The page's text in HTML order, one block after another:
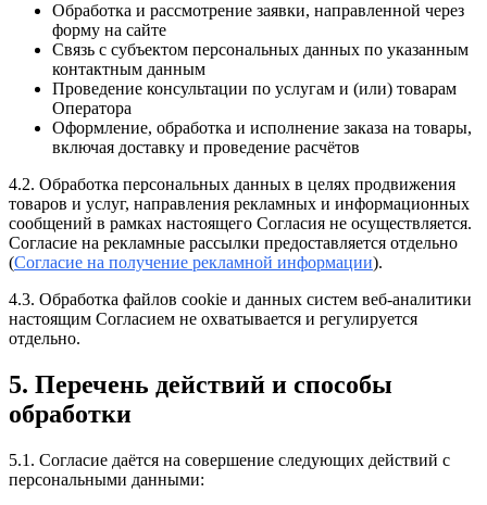
Обработка и рассмотрение заявки, направленной через
форму на сайте
Связь с субъектом персональных данных по указанным
контактным данным
Проведение консультации по услугам и (или) товарам
Оператора
Оформление, обработка и исполнение заказа на товары,
включая доставку и проведение расчётов
4.2. Обработка персональных данных в целях продвижения
товаров и услуг, направления рекламных и информационных
сообщений в рамках настоящего Согласия не осуществляется.
Согласие на рекламные рассылки предоставляется отдельно
(Согласие на получение рекламной информации).
4.3. Обработка файлов cookie и данных систем веб-аналитики
настоящим Согласием не охватывается и регулируется
отдельно.
5. Перечень действий и способы
обработки
5.1. Согласие даётся на совершение следующих действий с
персональными данными: